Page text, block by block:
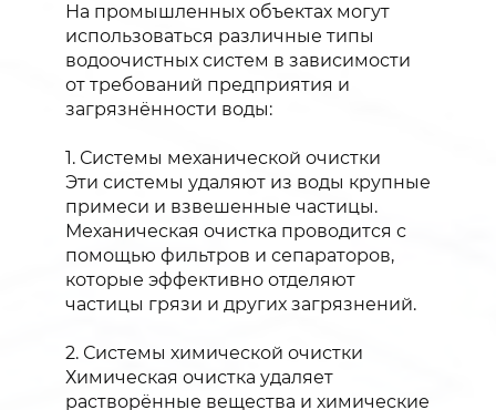
На промышленных объектах могут
использоваться различные типы
водоочистных систем в зависимости
от требований предприятия и
загрязнённости воды:
1. Системы механической очистки
Эти системы удаляют из воды крупные
примеси и взвешенные частицы.
Механическая очистка проводится с
помощью фильтров и сепараторов,
которые эффективно отделяют
частицы грязи и других загрязнений.
2. Системы химической очистки
Химическая очистка удаляет
растворённые вещества и химические